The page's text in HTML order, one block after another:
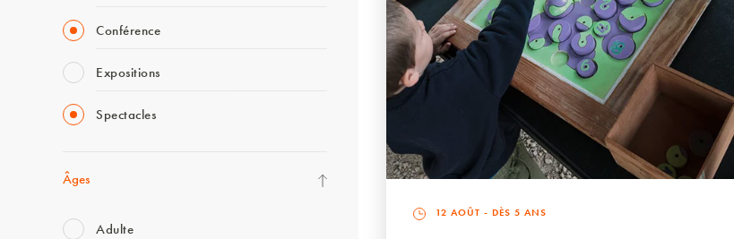
Conférence
Expositions
Spectacles
Âges
Adulte
12 AOÛT - DÈS 5 ANS